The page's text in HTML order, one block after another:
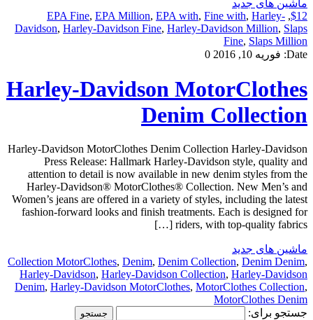
ماشین های جدید
$12
,
EPA Fine, EPA Million, EPA with, Fine with, Harley-
Davidson, Harley-Davidson Fine, Harley-Davidson Million, Slaps
Fine, Slaps Million
Date: فوریه 10, 2016 0
Harley-Davidson MotorClothes
Denim Collection
Harley-Davidson MotorClothes Denim Collection Harley-Davidson
Press Release: Hallmark Harley-Davidson style, quality and
attention to detail is now available in new denim styles from the
Harley-Davidson® MotorClothes® Collection. New Men’s and
Women’s jeans are offered in a variety of styles, including the latest
fashion-forward looks and finish treatments. Each is designed for
riders, with top-quality fabrics […]
ماشین های جدید
Collection MotorClothes, Denim, Denim Collection, Denim Denim,
Harley-Davidson, Harley-Davidson Collection, Harley-Davidson
Denim, Harley-Davidson MotorClothes, MotorClothes Collection,
MotorClothes Denim
جستجو برای: